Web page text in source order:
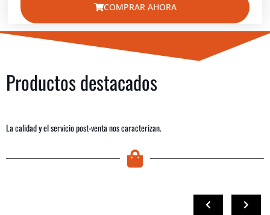
COMPRAR AHORA
Productos destacados
La calidad y el servicio post-venta nos caracterizan.